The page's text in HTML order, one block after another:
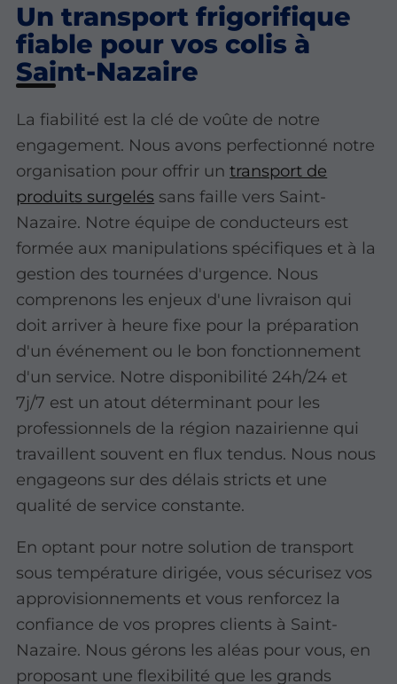
Un transport frigorifique
fiable pour vos colis à
Saint-Nazaire
La fiabilité est la clé de voûte de notre
engagement. Nous avons perfectionné notre
organisation pour offrir untransport de
produits surgelés sans faille vers Saint-
Nazaire. Notre équipe de conducteurs est
formée aux manipulations spécifiques et à la
gestion des tournées d'urgence. Nous
comprenons les enjeux d'une livraison qui
doit arriver à heure fixe pour la préparation
d'un événement ou le bon fonctionnement
d'un service. Notre disponibilité 24h/24 et
7j/7 est un atout déterminant pour les
professionnels de la région nazairienne qui
travaillent souvent en flux tendus. Nous nous
engageons sur des délais stricts et une
qualité de service constante.
En optant pour notre solution de transport
sous température dirigée, vous sécurisez vos
approvisionnements et vous renforcez la
confiance de vos propres clients à Saint-
Nazaire. Nous gérons les aléas pour vous, en
proposant une flexibilité que les grands